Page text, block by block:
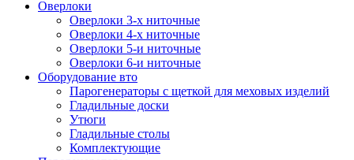
Оверлоки
Оверлоки 3-х ниточные
Оверлоки 4-х ниточные
Оверлоки 5-и ниточные
Оверлоки 6-и ниточные
Оборудование вто
Парогенераторы с щеткой для меховых изделий
Гладильные доски
Утюги
Гладильные столы
Комплектующие